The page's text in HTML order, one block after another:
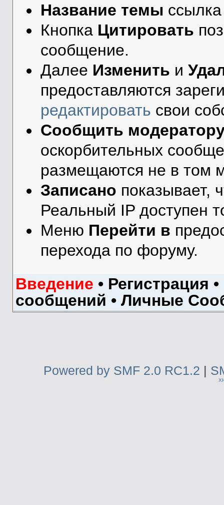
Название темы
Кнопка Цитировать
сообщение.
Далее Изменить и
предоставляются
редактировать свои
Сообщить
оскорбительных
размещаются не в том
Записано показывает,
Реальный IP доступен
Меню Перейти в
перехода по форуму.
Введение • Регистрация •
сообщений • Личные
Powered by SMF 2.0 RC1.2 |